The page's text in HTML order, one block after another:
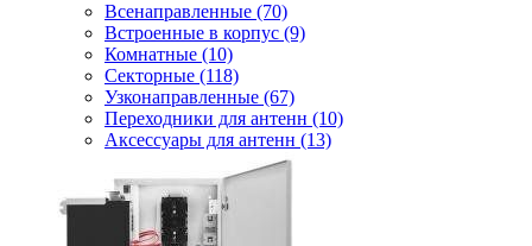
Всенаправленные (70)
Встроенные в корпус (9)
Комнатные (10)
Секторные (118)
Узконаправленные (67)
Переходники для антенн (10)
Аксессуары для антенн (13)